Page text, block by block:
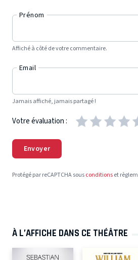
Prénom
Affiché à côté de votre commentaire.
Email
Jamais affiché, jamais partagé !
Votre évaluation :
Envoyer
Protégé par reCAPTCHA sousconditionset
À L’AFFICHE DANS CE THÉÂTRE